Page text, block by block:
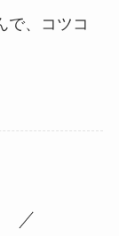
で、コツコ